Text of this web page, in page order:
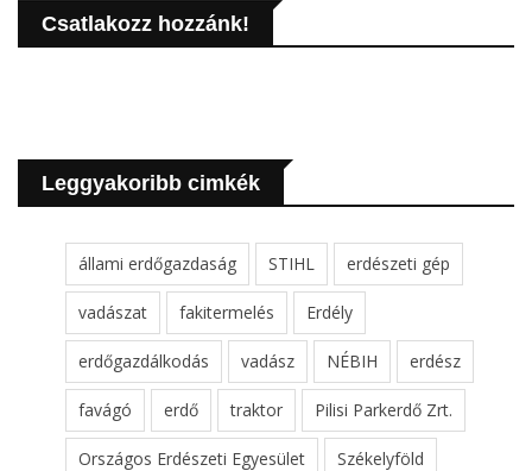
Csatlakozz hozzánk!
Leggyakoribb cimkék
állami erdőgazdaság STIHL erdészeti gép
vadászat fakitermelés Erdély
erdőgazdálkodás vadász NÉBIH erdész
favágó erdő traktor Pilisi Parkerdő Zrt.
Országos Erdészeti Egyesület Székelyföld